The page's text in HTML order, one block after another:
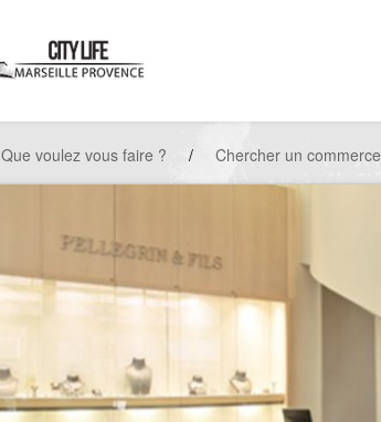
Que voulez vous faire ? / Chercher un commerce